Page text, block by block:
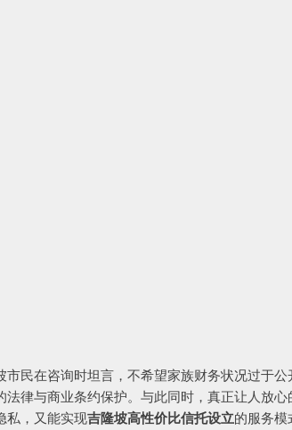
民在咨询时坦言，不希望家族财务状况过于公
律与商业条约保护。与此同时，真正让人放心
私，又能实现吉隆坡高性价比信托设立的服务模